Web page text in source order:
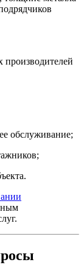
обслуживание;